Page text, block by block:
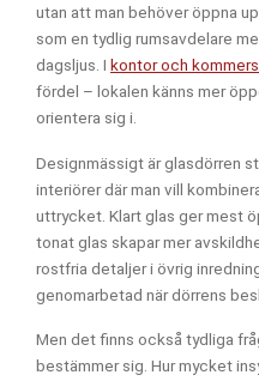
utan att man behöver öppna
som en tydlig rumsavdelare
dagsljus. I kontor och
fördel – lokalen känns mer
orientera sig i.
Designmässigt är glasdörren
interiörer där man vill
uttrycket. Klart glas ger mest
tonat glas skapar mer
rostfria detaljer i övrig
genomarbetad när dörrens
Men det finns också tydliga
bestämmer sig. Hur mycket